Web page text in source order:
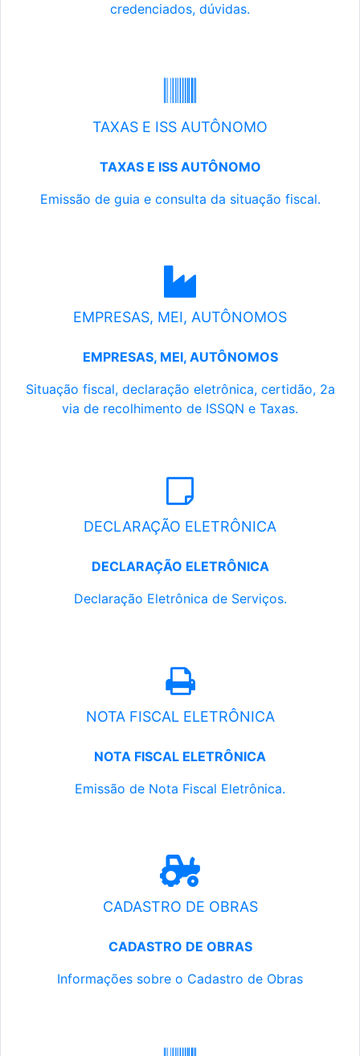
credenciados, dúvidas.
TAXAS E ISS AUTÔNOMO
TAXAS E ISS AUTÔNOMO
Emissão de guia e consulta da situação fiscal.
EMPRESAS, MEI, AUTÔNOMOS
EMPRESAS, MEI, AUTÔNOMOS
Situação fiscal, declaração eletrônica, certidão, 2a
via de recolhimento de ISSQN e Taxas.
DECLARAÇÃO ELETRÔNICA
DECLARAÇÃO ELETRÔNICA
Declaração Eletrônica de Serviços.
NOTA FISCAL ELETRÔNICA
NOTA FISCAL ELETRÔNICA
Emissão de Nota Fiscal Eletrônica.
CADASTRO DE OBRAS
CADASTRO DE OBRAS
Informações sobre o Cadastro de Obras